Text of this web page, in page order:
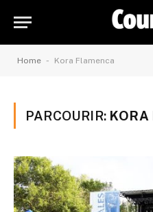
Home - Kora Flamenca
PARCOURIR: KORA